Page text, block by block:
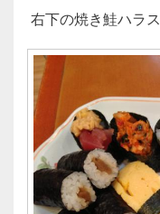
右下の焼き鮭ハラ